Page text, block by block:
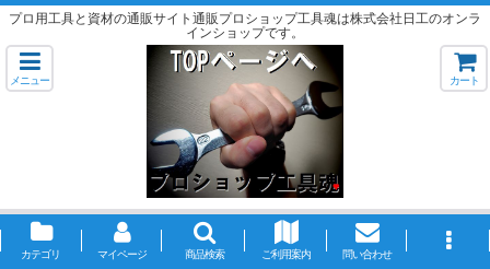
プロ用工具と資材の通販サイト通販プロショップ工具魂は株式会社日工のオンラ
インショップです。
メニュー カート
カテゴリ マイページ 商品検索 ご利用案内 問い合わせ